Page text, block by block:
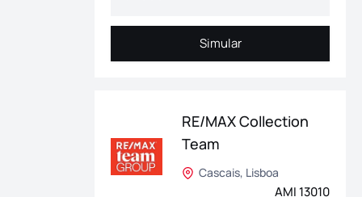
Simular
Simular
RE/MAX Collection
Team
Cascais, Lisboa
AMI 13010